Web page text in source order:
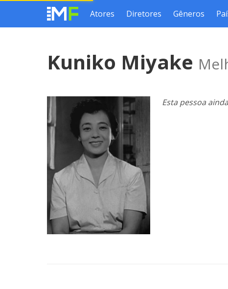
Atores Diretores Gêneros
Kuniko Miyake
Esta pessoa